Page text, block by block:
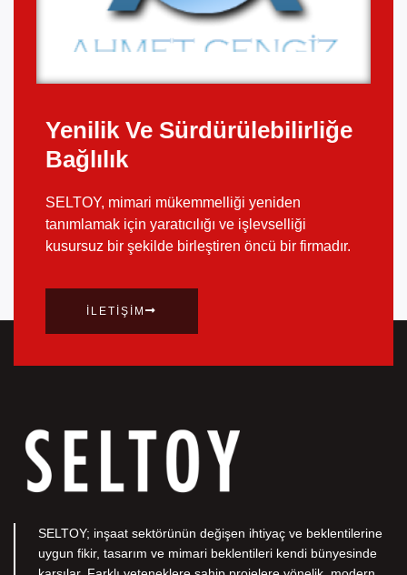
Yenilik Ve Sürdürülebilirliğe
Bağlılık
SELTOY, mimari mükemmelliği yeniden
tanımlamak için yaratıcılığı ve işlevselliği
kusursuz bir şekilde birleştiren öncü bir firmadır.
İLETIŞIM
SELTOY; inşaat sektörünün değişen ihtiyaç ve beklentilerine
uygun fikir, tasarım ve mimari beklentileri kendi bünyesinde